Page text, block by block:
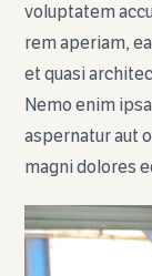
voluptatem
rem aperiam,
et quasi
Nemo enim
aspernatur aut
magni dolores